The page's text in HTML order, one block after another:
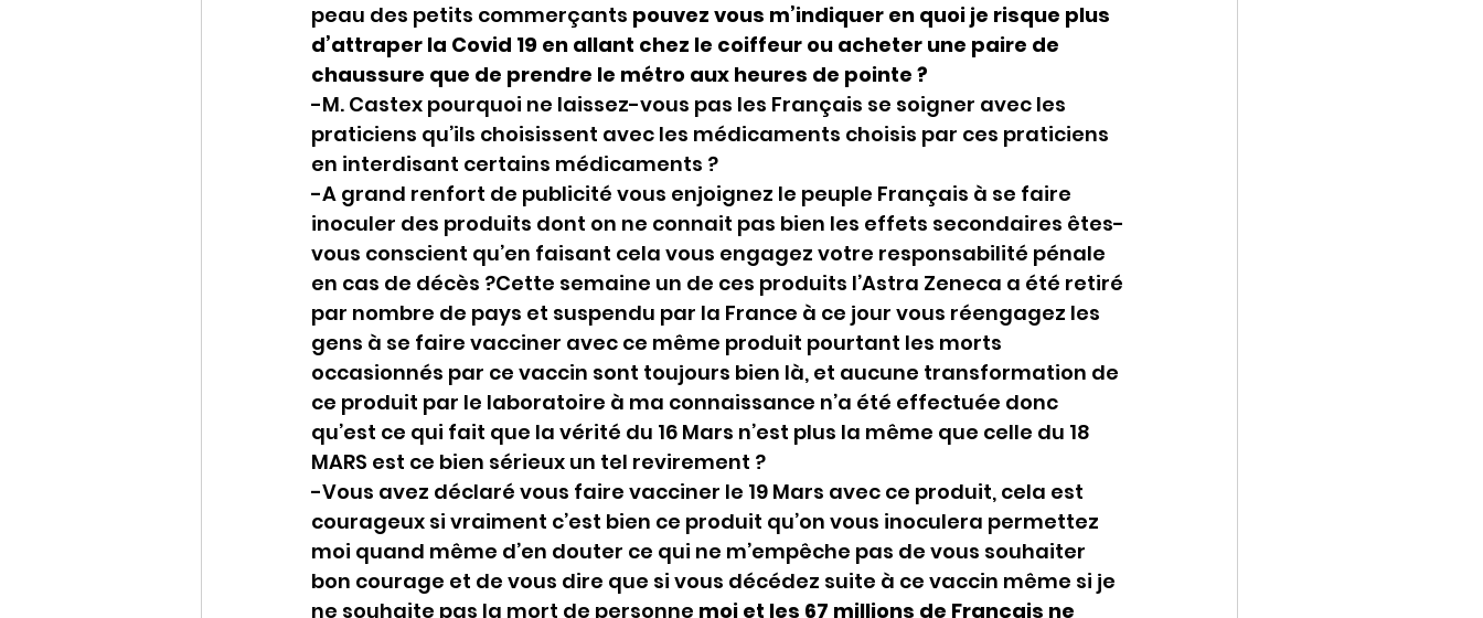
peau des petits commerçants pouvez vous m’indiquer en quoi je risque plus
d’attraper la Covid 19 en allant chez le coiffeur ou acheter une paire de
chaussure que de prendre le métro aux heures de pointe ?
-M. Castex pourquoi ne laissez-vous pas les Français se soigner avec les
praticiens qu’ils choisissent avec les médicaments choisis par ces praticiens
en interdisant certains médicaments ?
-A grand renfort de publicité vous enjoignez le peuple Français à se faire
inoculer des produits dont on ne connait pas bien les effets secondaires êtes-
vous conscient qu’en faisant cela vous engagez votre responsabilité pénale
en cas de décès ?Cette semaine un de ces produits l’Astra Zeneca a été retiré
par nombre de pays et suspendu par la France à ce jour vous réengagez les
gens à se faire vacciner avec ce même produit pourtant les morts
occasionnés par ce vaccin sont toujours bien là, et aucune transformation de
ce produit par le laboratoire à ma connaissance n’a été effectuée donc
qu’est ce qui fait que la vérité du 16 Mars n’est plus la même que celle du 18
MARS est ce bien sérieux un tel revirement ?
-Vous avez déclaré vous faire vacciner le 19 Mars avec ce produit, cela est
courageux si vraiment c’est bien ce produit qu’on vous inoculera permettez
moi quand même d’en douter ce qui ne m’empêche pas de vous souhaiter
bon courage et de vous dire que si vous décédez suite à ce vaccin même si je
ne souhaite pas la mort de personne moi et les 67 millions de Français ne